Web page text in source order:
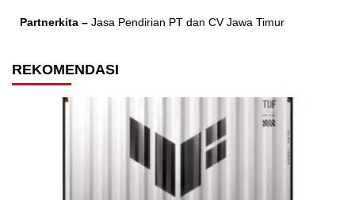
Partnerkita – Jasa Pendirian PT dan CV Jawa Timur
REKOMENDASI